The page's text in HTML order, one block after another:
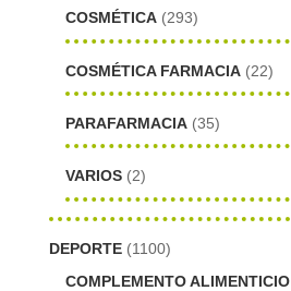
COSMÉTICA (293)
COSMÉTICA FARMACIA (22)
PARAFARMACIA (35)
VARIOS (2)
DEPORTE (1100)
COMPLEMENTO ALIMENTICIO